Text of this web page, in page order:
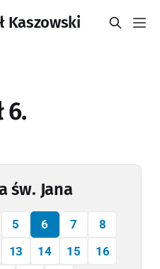
Kaszowski
6.
św. Jana
5 6 7
8
13 14 15
16